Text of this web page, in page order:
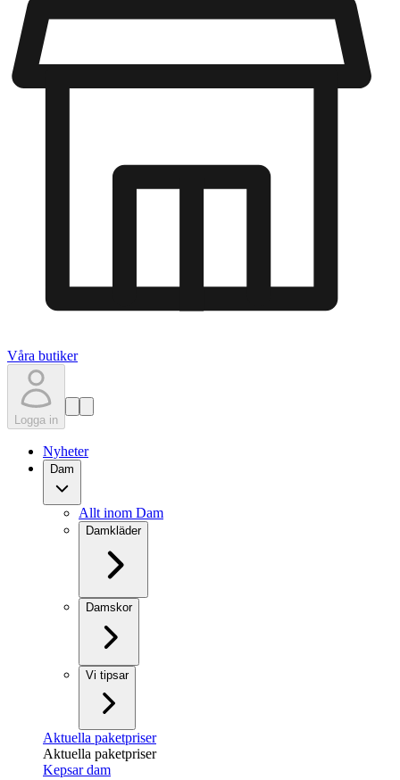
Våra butiker
Logga in
Nyheter
Dam
Allt inom Dam
Damkläder
Damskor
Vi tipsar
Aktuella paketpriser
Aktuella paketpriser
Kepsar dam